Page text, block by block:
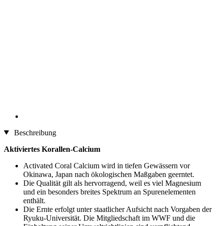
Beschreibung
Aktiviertes Korallen-Calcium
Activated Coral Calcium wird in tiefen Gewässern vor
Okinawa, Japan nach ökologischen Maßgaben geerntet.
Die Qualität gilt als hervorragend, weil es viel Magnesium
und ein besonders breites Spektrum an Spurenelementen
enthält.
Die Ernte erfolgt unter staatlicher Aufsicht nach Vorgaben der
Ryuku-Universität. Die Mitgliedschaft im WWF und die